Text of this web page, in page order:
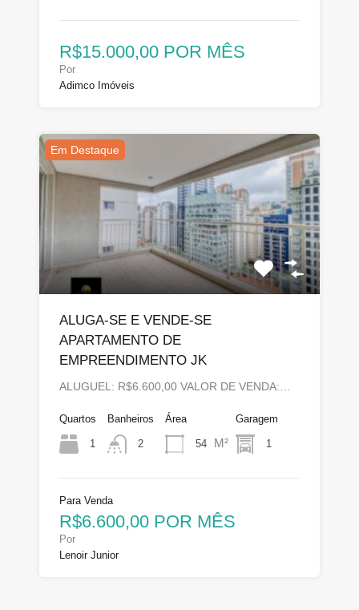
R$15.000,00 POR MÊS
Por
Adimco Imóveis
Em Destaque
ALUGA-SE E VENDE-SE
APARTAMENTO DE
EMPREENDIMENTO JK
ALUGUEL: R$6.600,00 VALOR DE VENDA:…
Quartos
1
Banheiros
2
Área
54 M²
Garagem
1
Para Venda
R$6.600,00 POR MÊS
Por
Lenoir Junior